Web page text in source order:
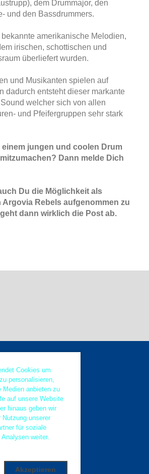
Cookies um
personalisieren,
Medien anbieten zu
auf unsere Website
hinaus geben wir
Nutzung unserer
für soziale
weiter.
Akzeptieren
dem Drummajor, den
und den Bassdrummers.
amerikanische Melodien,
irischen, schottischen und
überliefert wurden.
und Musikanten spielen auf
dadurch entsteht dieser markante
welcher sich von allen
und Pfeifergruppen sehr stark
einem jungen und coolen Drum
Dann melde Dich
Du die Möglichkeit als
Argovia Rebels aufgenommen zu
dann wirklich die Post ab.
© Argovia Rebels